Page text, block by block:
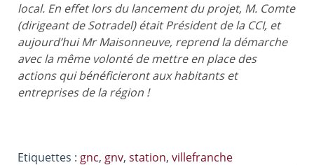
local. En effet lors du lancement du projet, M. Comte
(dirigeant de Sotradel) était Président de la CCI, et
aujourd’hui Mr Maisonneuve, reprend la démarche
avec la même volonté de mettre en place des
actions qui bénéficieront aux habitants et
entreprises de la région !
Etiquettes : gnc, gnv, station, villefranche